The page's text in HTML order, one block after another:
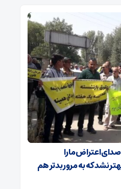
اعتراض ما را
نشد که به مرور بدتر هم